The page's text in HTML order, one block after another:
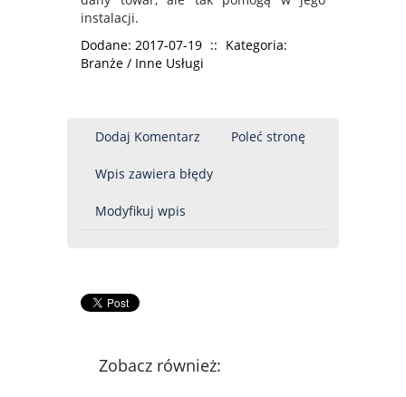
instalacji.
Dodane: 2017-07-19 :: Kategoria:
Branże / Inne Usługi
Dodaj Komentarz Poleć stronę
Wpis zawiera błędy
Modyfikuj wpis
Zobacz również: